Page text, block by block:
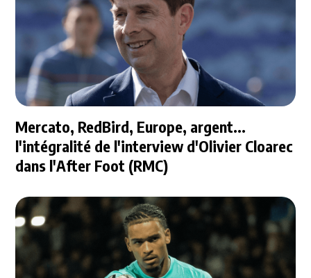
Mercato, RedBird, Europe, argent...
l'intégralité de l'interview d'Olivier Cloarec
dans l'After Foot (RMC)